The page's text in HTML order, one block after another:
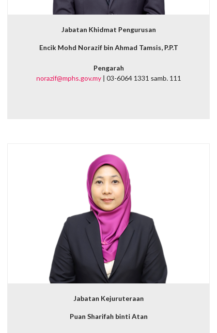
Jabatan Khidmat Pengurusan
Encik Mohd Norazif bin Ahmad Tamsis, P.P.T
Pengarah
norazif@mphs.gov.my| 03-6064 1331 samb. 111
Jabatan Kejuruteraan
Puan Sharifah binti Atan